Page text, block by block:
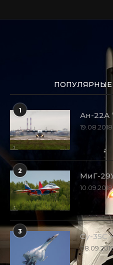
1
Ан-22А
19.08.2018
2
МиГ-
10.09.2018
3
Су-35С